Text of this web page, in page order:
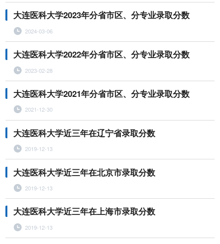
大连医科大学2023年分省市区、分专业录取分数
2024-03-06
大连医科大学2022年分省市区、分专业录取分数
2023-02-28
大连医科大学2021年分省市区、分专业录取分数
2021-12-30
大连医科大学近三年在辽宁省录取分数
2019-12-13
大连医科大学近三年在北京市录取分数
2019-12-13
大连医科大学近三年在上海市录取分数
2019-12-13